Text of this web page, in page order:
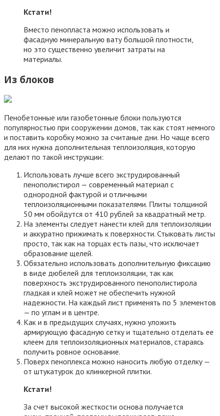
Кстати!
Вместо пенопласта можно использовать и
фасадную минеральную вату большой плотности,
но это существенно увеличит затраты на
материалы.
Из блоков
Пенобетонные или газобетонные блоки пользуются
популярностью при сооружении домов, так как стоят немного
и поставить коробку можно за считаные дни. Но чаще всего
для них нужна дополнительная теплоизоляция, которую
делают по такой инструкции:
Использовать лучше всего экструдированный
пенополистирол — современный материал с
однородной фактурой и отличными
теплоизоляционными показателями. Плиты толщиной
50 мм обойдутся от 410 рублей за квадратный метр.
На элементы следует нанести клей для теплоизоляции
и аккуратно прижимать к поверхности. Стыковать листы
просто, так как на торцах есть пазы, что исключает
образование щелей.
Обязательно использовать дополнительную фиксацию
в виде дюбелей для теплоизоляции, так как
поверхность экструдированного пенополистирола
гладкая и клей может не обеспечить нужной
надежности. На каждый лист применять по 5 элементов
— по углам и в центре.
Как и в предыдущих случаях, нужно уложить
армирующую фасадную сетку и тщательно отделать ее
клеем для теплоизоляционных материалов, стараясь
получить ровное основание.
Поверх пеноплекса можно наносить любую отделку —
от штукатурок до клинкерной плитки.
Кстати!
За счет высокой жесткости основа получается